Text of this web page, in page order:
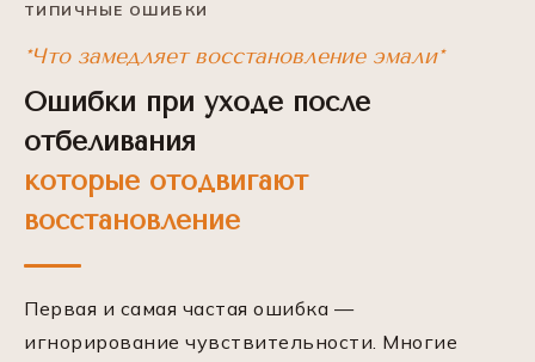
ТИПИЧНЫЕ ОШИБКИ
*Что замедляет восстановление эмали*
Ошибки при уходе после
отбеливания
которые отодвигают
восстановление
Первая и самая частая ошибка —
игнорирование чувствительности. Многие